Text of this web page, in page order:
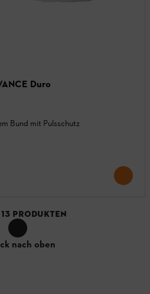
Duro
Bund mit Pulsschutz
13 PRODUKTEN
nach oben